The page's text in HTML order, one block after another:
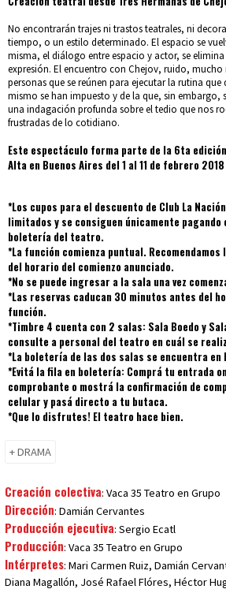
No encontrarán trajes ni trastos teatrales, ni
tiempo, o un estilo determinado. El espacio se
misma, el diálogo entre espacio y actor, se
expresión. El encuentro con Chejov, ruido,
personas que se reúnen para ejecutar la rutina que
mismo se han impuesto y de la que, sin embargo,
una indagación profunda sobre el tedio que nos
frustradas de lo cotidiano.
Este espectáculo forma parte de la 6ta
Alta en Buenos Aires del 1 al 11 de febrero 2018
*Los cupos para el descuento de Club La
limitados y se consiguen únicamente pagando
boletería del teatro.
*La función comienza puntual.
del horario del comienzo anunciado.
*No se puede ingresar a la sala una vez
*Las reservas caducan 30 minutos antes del
función.
*Timbre 4 cuenta con 2 salas: Sala Boedo y
consulte a personal del teatro en cuál se
*La boletería de las dos salas se encuentra en
*Evitá la fila en boletería: Comprá tu entrada
comprobante o mostrá la confirmación de
celular y pasá directo a tu butaca.
*Que lo disfrutes! El teatro hace bien.
+ DRAMA
Creación colectiva: Vaca 35 Teatro en Grupo
Dirección: Damián Cervantes
Producción ejecutiva: Sergio Ecatl
Producción: Vaca 35 Teatro en Grupo
Intérpretes: Mari Carmen Ruiz, Damián
Diana Magallón, José Rafael Flóres, Héctor